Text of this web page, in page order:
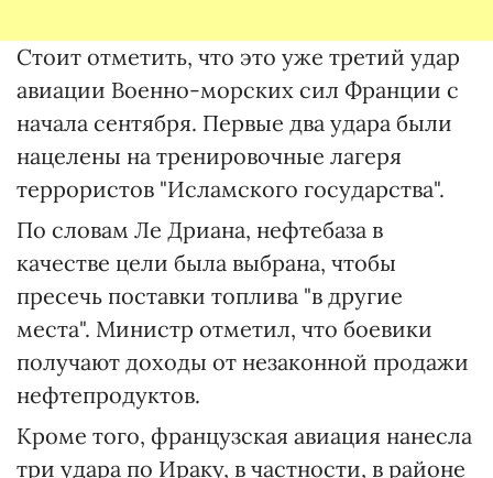
Стоит отметить, что это уже третий удар
авиации Военно-морских сил Франции с
начала сентября. Первые два удара были
нацелены на тренировочные лагеря
террористов "Исламского государства".
По словам Ле Дриана, нефтебаза в
качестве цели была выбрана, чтобы
пресечь поставки топлива "в другие
места". Министр отметил, что боевики
получают доходы от незаконной продажи
нефтепродуктов.
Кроме того, французская авиация нанесла
три удара по Ираку, в частности, в районе